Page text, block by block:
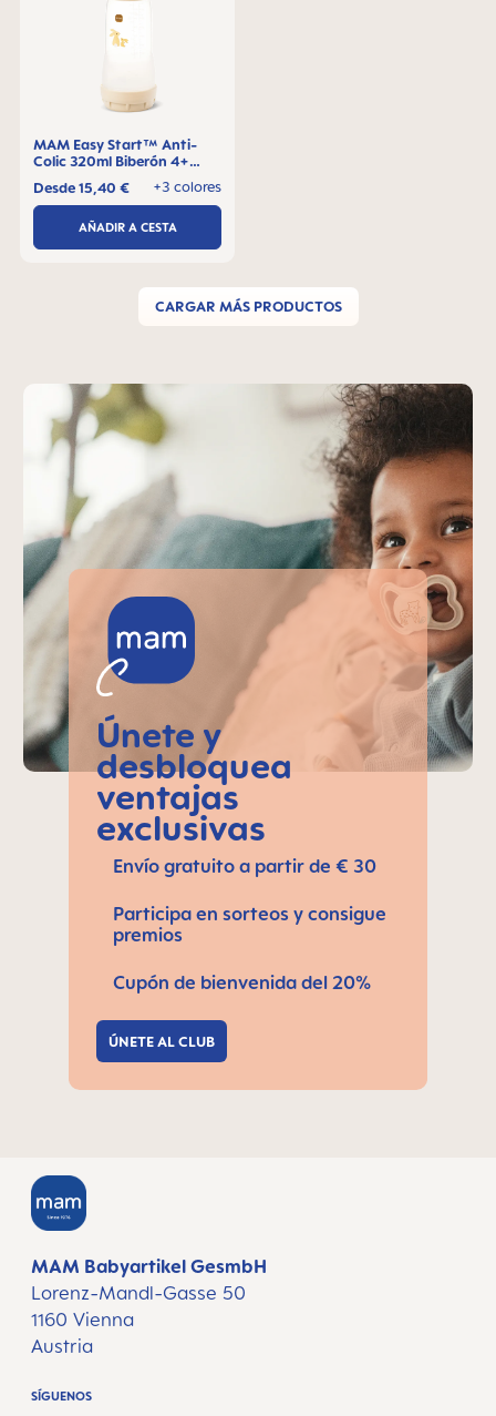
MAM Easy Start™ Anti-
Colic 320ml Biberón 4+
+3 colores
Desde15,40 €
AÑADIR A CESTA
CARGAR MÁS PRODUCTOS
Skip MAM Teaser
Únete y
desbloquea
ventajas
exclusivas
Envío gratuito a partir de € 30
Participa en sorteos y consigue
premios
Cupón de bienvenida del 20%
ÚNETE AL CLUB
MAM Babyartikel GesmbH
Lorenz-Mandl-Gasse 50
1160 Vienna
Austria
SÍGUENOS